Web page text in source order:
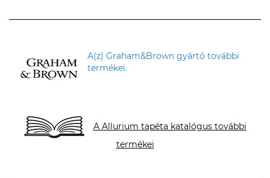
A(z) Graham&Brown gyártó további
termékei.
A Allurium tapéta katalógus további
termékei